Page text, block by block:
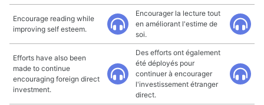
Encourage reading while
improving self esteem.
Encourager la lecture tout
en améliorant l'estime de
soi.
Efforts have also been
made to continue
encouraging foreign direct
investment.
Des efforts ont également
été déployés pour
continuer à encourager
l'investissement étranger
direct.